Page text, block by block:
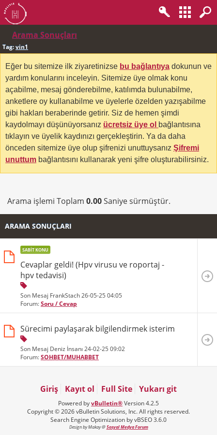
Arama Sonuçları
Tag:vin1
Eğer bu sitemize ilk ziyaretinizse bu bağlantıya dokunun ve
yardım konularını inceleyin. Sitemize üye olmak konu
açabilme, mesaj gönderebilme, katılımda bulunabilme,
anketlere oy kullanabilme ve üyelerle özelden yazışabilme
gibi hakları beraberinde getirir. Siz de hemen şimdi
kaydolmayı düşünüyorsanız ücretsiz üye ol bağlantısına
tıklayın ve üyelik kaydınızı gerçekleştirin. Ya da daha
önceden sitemize üye olup şifrenizi unuttuysanız Şifremi
unuttum bağlantısını kullanarak yeni şifre oluşturabilirsiniz.
Arama işlemi Toplam 0.00Saniye sürmüştür.
ARAMA SONUÇLARI
SABIT KONU
Cevaplar geldi! (Hpv virusu ve roportaj -
hpv tedavisi)
Son Mesaj FrankStach 26-05-25 04:05
Forum:Soru / Cevap
Sürecimi paylaşarak bilgilendirmek isterim
Son Mesaj Deniz İnsanı 24-02-25 09:02
Forum:SOHBET/MUHABBET
Giriş Kayıt ol Full Site Yukarı git
Powered byvBulletin®Version 4.2.5
Copyright © 2026 vBulletin Solutions, Inc. All rights reserved.
Search Engine Optimization by vBSEO 3.6.0
Design by Makay @Sosyal Medya Forum